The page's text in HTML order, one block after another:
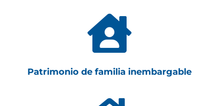

Patrimonio de familia inembargable